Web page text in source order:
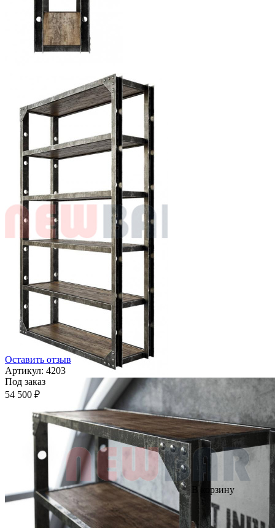
Оставить отзыв
Артикул: 4203
Под заказ
54 500 ₽
В корзину